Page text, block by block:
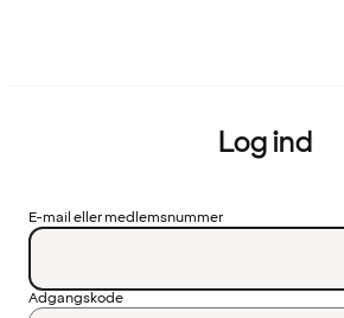
Log ind
E-mail eller medlemsnummer
Adgangskode